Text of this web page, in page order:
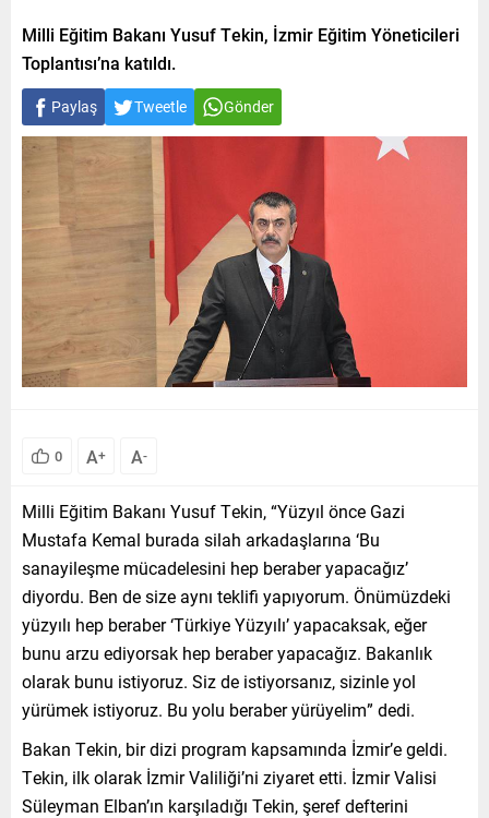
Milli Eğitim Bakanı Yusuf Tekin, İzmir Eğitim Yöneticileri
Toplantısı’na katıldı.
Paylaş Tweetle Gönder
0 A+ A-
Milli Eğitim Bakanı Yusuf Tekin, “Yüzyıl önce Gazi
Mustafa Kemal burada silah arkadaşlarına ‘Bu
sanayileşme mücadelesini hep beraber yapacağız’
diyordu. Ben de size aynı teklifi yapıyorum. Önümüzdeki
yüzyılı hep beraber ‘Türkiye Yüzyılı’ yapacaksak, eğer
bunu arzu ediyorsak hep beraber yapacağız. Bakanlık
olarak bunu istiyoruz. Siz de istiyorsanız, sizinle yol
yürümek istiyoruz. Bu yolu beraber yürüyelim” dedi.
Bakan Tekin, bir dizi program kapsamında İzmir’e geldi.
Tekin, ilk olarak İzmir Valiliği’ni ziyaret etti. İzmir Valisi
Süleyman Elban’ın karşıladığı Tekin, şeref defterini